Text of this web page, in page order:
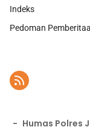
Indeks
Pedoman
- Humas Polres